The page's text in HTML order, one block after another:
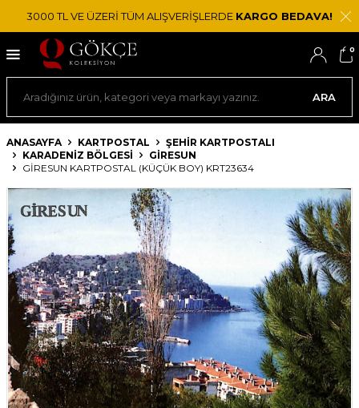
3000 TL VE ÜZERİ TÜM ALIŞVERİŞLERDE KARGO BEDAVA!
ARA
0
ANASAYFA KARTPOSTAL
ŞEHIR KARTPOSTALI
KARADENIZ BÖLGESI
GIRESUN
GIRESUN KARTPOSTAL (KÜÇÜK BOY) KRT23634